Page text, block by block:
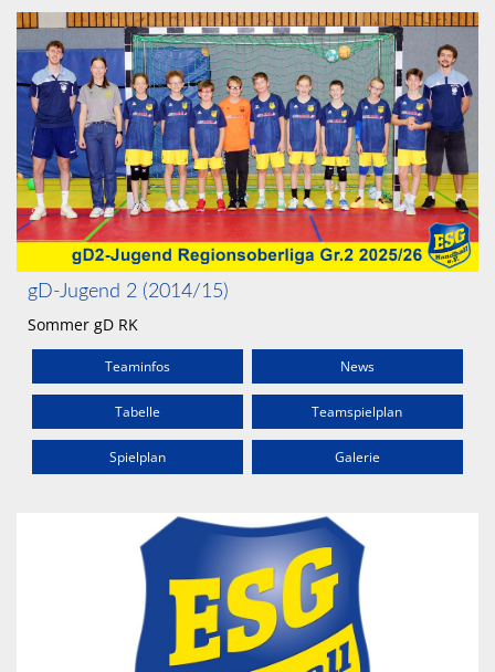
gD-Jugend 2 (2014/15)
Sommer gD RK
Teaminfos News
Tabelle Teamspielplan
Spielplan Galerie